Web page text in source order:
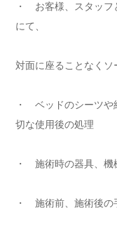
・ お客様、スタッフ
にて、
対面に座ることなく
・ ベッドのシーツや
切な使用後の処理
・ 施術時の器具、機
・ 施術前、施術後の